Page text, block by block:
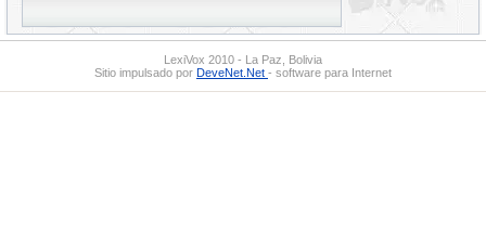
LexiVox 2010 - La Paz, Bolivia
Sitio impulsado por DeveNet.Net - software para Internet